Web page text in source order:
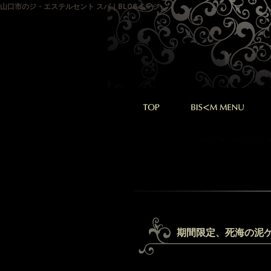
山口市のジ・エステルセント スパ｜BLOGページ
期間限定、死海の泥